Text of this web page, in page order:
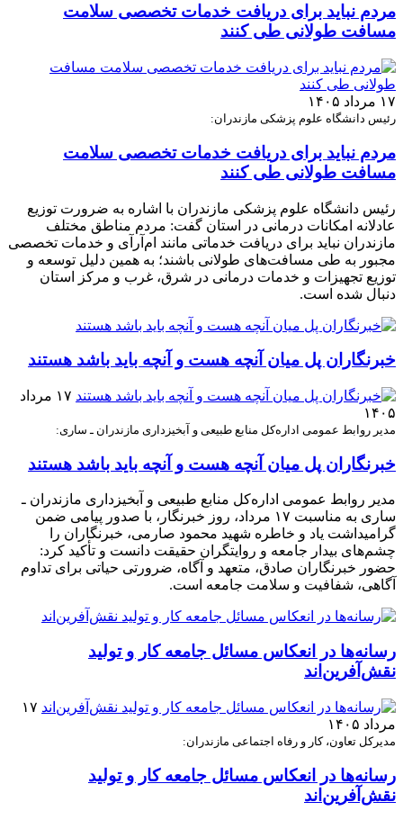
مردم نباید برای دریافت خدمات تخصصی سلامت
مسافت طولانی طی کنند
۱۷ مرداد ۱۴۰۵
رئیس دانشگاه علوم پزشکی مازندران:
مردم نباید برای دریافت خدمات تخصصی سلامت
مسافت طولانی طی کنند
رئیس دانشگاه علوم پزشکی مازندران با اشاره به ضرورت توزیع
عادلانه امکانات درمانی در استان گفت: مردم مناطق مختلف
مازندران نباید برای دریافت خدماتی مانند ام‌آر‌آی و خدمات تخصصی
مجبور به طی مسافت‌های طولانی باشند؛ به همین دلیل توسعه و
توزیع تجهیزات و خدمات درمانی در شرق، غرب و مرکز استان
دنبال شده است.
خبرنگاران پل میان آنچه هست و آنچه باید باشد هستند
۱۷ مرداد
۱۴۰۵
مدیر روابط عمومی اداره‌کل منابع طبیعی و آبخیزداری مازندران ـ ساری:
خبرنگاران پل میان آنچه هست و آنچه باید باشد هستند
مدیر روابط عمومی اداره‌کل منابع طبیعی و آبخیزداری مازندران ـ
ساری به مناسبت ۱۷ مرداد، روز خبرنگار، با صدور پیامی ضمن
گرامیداشت یاد و خاطره شهید محمود صارمی، خبرنگاران را
چشم‌های بیدار جامعه و روایتگران حقیقت دانست و تأکید کرد:
حضور خبرنگاران صادق، متعهد و آگاه، ضرورتی حیاتی برای تداوم
آگاهی، شفافیت و سلامت جامعه است.
رسانه‌ها در انعکاس مسائل جامعه کار و تولید
نقش‌آفرین‌اند
۱۷
مرداد ۱۴۰۵
مدیرکل تعاون، کار و رفاه اجتماعی مازندران:
رسانه‌ها در انعکاس مسائل جامعه کار و تولید
نقش‌آفرین‌اند